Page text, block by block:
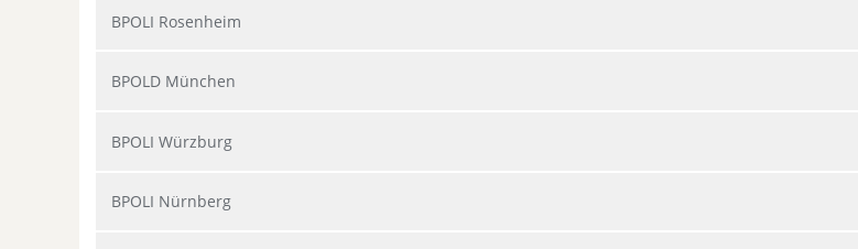
BPOLI Rosenheim
BPOLD München
BPOLI Würzburg
BPOLI Nürnberg